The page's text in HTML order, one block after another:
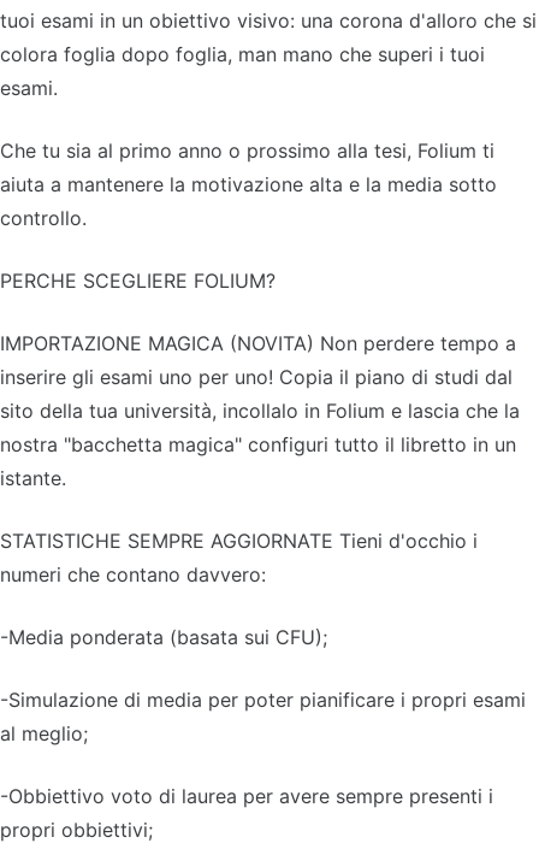
tuoi esami in un obiettivo visivo: una corona d'alloro che si
colora foglia dopo foglia, man mano che superi i tuoi
esami.
Che tu sia al primo anno o prossimo alla tesi, Folium ti
aiuta a mantenere la motivazione alta e la media sotto
controllo.
PERCHE SCEGLIERE FOLIUM?
IMPORTAZIONE MAGICA (NOVITA) Non perdere tempo a
inserire gli esami uno per uno! Copia il piano di studi dal
sito della tua università, incollalo in Folium e lascia che la
nostra "bacchetta magica" configuri tutto il libretto in un
istante.
STATISTICHE SEMPRE AGGIORNATE Tieni d'occhio i
numeri che contano davvero:
-Media ponderata (basata sui CFU);
-Simulazione di media per poter pianificare i propri esami
al meglio;
-Obbiettivo voto di laurea per avere sempre presenti i
propri obbiettivi;